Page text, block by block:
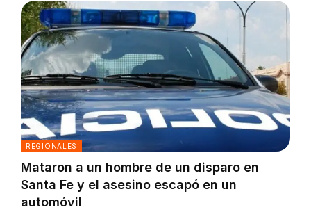
REGIONALES
Mataron a un hombre de un disparo en
Santa Fe y el asesino escapó en un
automóvil